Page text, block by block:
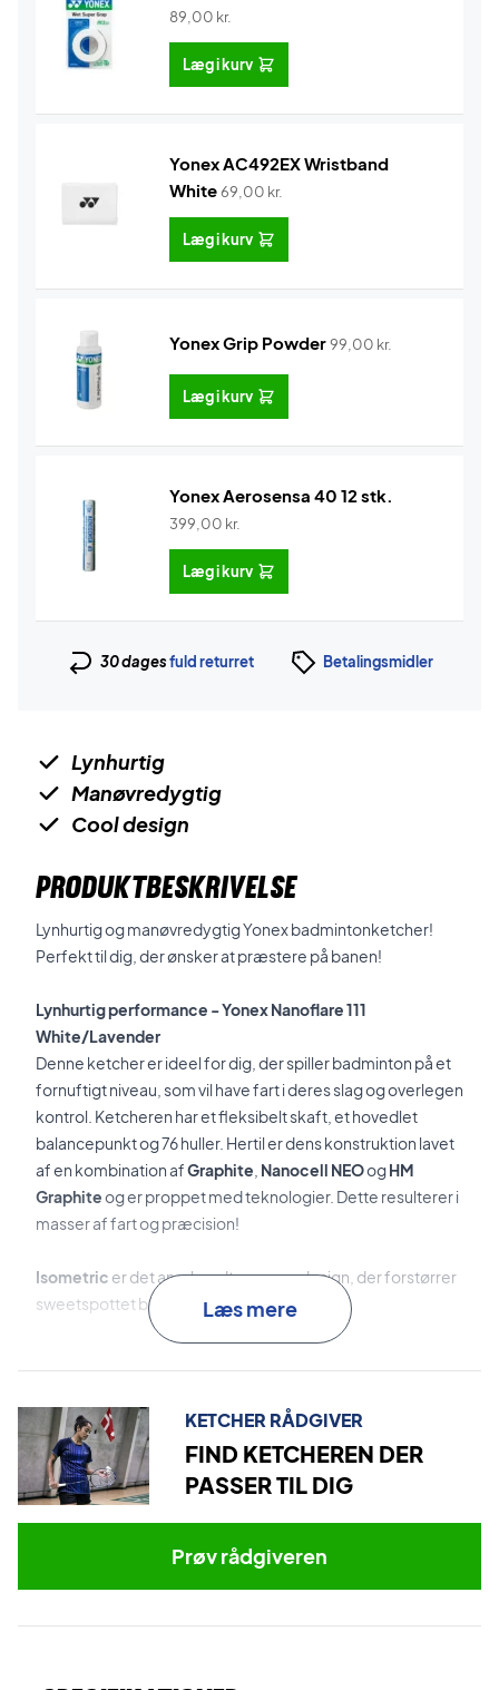
89,00 kr.
Læg i kurv
Yonex AC492EX Wristband
White69,00 kr.
Læg i kurv
Yonex Grip Powder99,00 kr.
Læg i kurv
Yonex Aerosensa 40 12 stk.
399,00 kr.
Læg i kurv
30 dagesfuld returret Betalingsmidler
Lynhurtig
Manøvredygtig
Cool design
PRODUKTBESKRIVELSE
Lynhurtig og manøvredygtigYonexbadmintonketcher!
Perfekt til dig, der ønsker at præstere på banen!
Lynhurtig performance - Yonex Nanoflare 111
White/Lavender
Denne ketcher er ideel for dig, der spiller badminton på et
fornuftigt niveau, som vil have fart i deres slag og overlegen
kontrol. Ketcheren har et fleksibelt skaft, et hovedlet
balancepunkt og 76 huller. Hertil er dens konstruktion lavet
af en kombination afGraphite Nanocell NEOogHM
Graphiteog er proppet med teknologier. Dette resulterer i
masser af fart og præcision!
Isometric er det anerkendte rammedesign, der forstørrer
sweetspottet betydeligt for bedre kontrol.
Super Slim Shaft
luftmodstanden for mere fart og manøvredygtighed.
fremmer skaftfleksibiliteten og ketcherens performance!
badmintonketcher i dag!
Læs mere
KETCHER RÅDGIVER
FIND KETCHEREN DER
PASSER TIL DIG
Prøv rådgiveren